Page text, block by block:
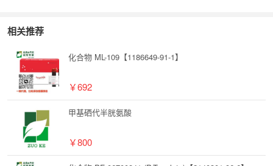
相关推荐
化合物 ML-109【1186649-91-1】
￥692
甲基硒代半胱氨酸
￥800